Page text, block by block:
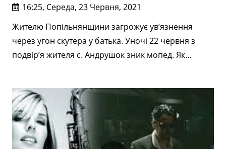
16:25, Середа, 23 Червня, 2021
Жителю Попільнянщини загрожує ув’язнення
через угон скутера у батька. Уночі 22 червня з
подвір’я жителя с. Андрушок зник мопед. Як…